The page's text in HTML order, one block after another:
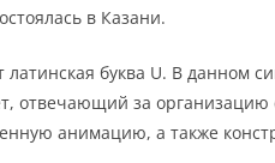
в Казани.
буква U. В данном
отвечающий за
анимацию, а также